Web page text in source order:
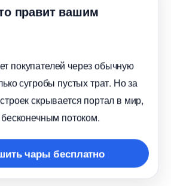
правит вашим
покупателей через обычную
сугробы пустых трат. Но за
скрывается портал в мир,
потоком.
чары бесплатно